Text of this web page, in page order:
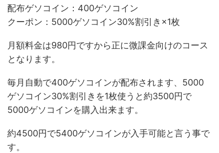
配布ゲソコイン：400ゲソコイン
クーポン：5000ゲソコイン30%割引き×1枚
月額料金は980円ですから正に微課金向けのコース
となります。
毎月自動で400ゲソコインが配布されます、5000
ゲソコイン30%割引きを1枚使うと約3500円で
5000ゲソコインを購入出来ます。
約4500円で5400ゲソコインが入手可能と言う事で
す。